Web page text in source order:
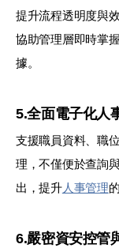
提升流程透明度與
協助管理層即時掌
據。
5.全面電子化人
支援職員資料、職
理，不僅便於查詢
出，提升人事管理
6.嚴密資安控管